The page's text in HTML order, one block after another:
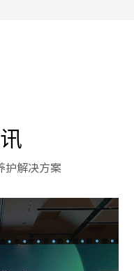
护解决方案